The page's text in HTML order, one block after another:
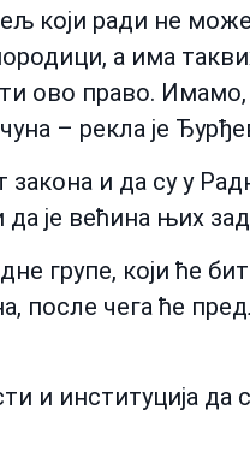
који ради не
а има
ово право. Имамо,
– рекла је
и да су у
да је већина њих
групе, који ће
после чега ће
и институција да